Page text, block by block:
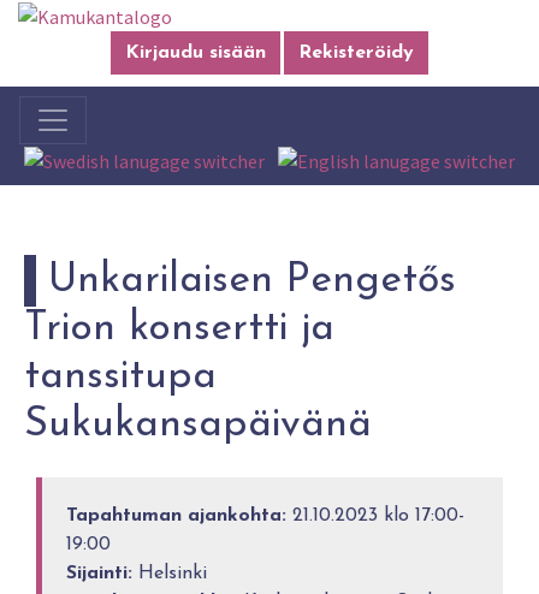
Kirjaudu sisään Rekisteröidy
Unkarilaisen Pengetős
Trion konsertti ja
tanssitupa
Sukukansapäivänä
Tapahtuman ajankohta: 21.10.2023 klo 17:00-
19:00
Sijainti: Helsinki